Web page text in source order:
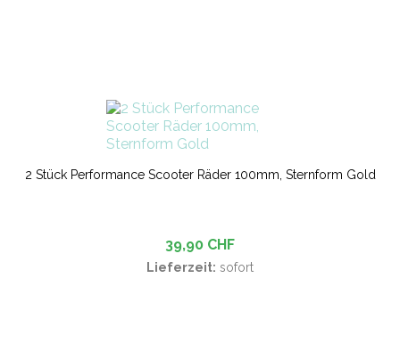
2 Stück Performance Scooter Räder 100mm, Sternform Gold
39,90 CHF
Lieferzeit: sofort